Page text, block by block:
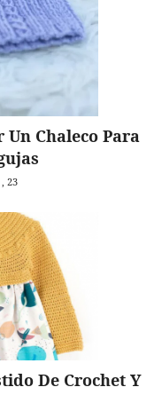
Un Chaleco Para
23
De Crochet Y